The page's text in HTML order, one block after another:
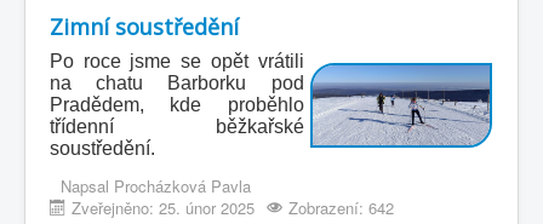
Zimní soustředění
Po roce jsme se opět vrátili
na chatu Barborku pod
Pradědem, kde proběhlo
třídenní běžkařské
soustředění.
Napsal Procházková Pavla
Zveřejněno: 25. únor 2025
Zobrazení: 642